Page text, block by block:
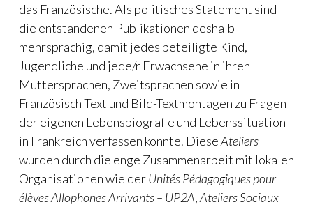
das Französische. Als politisches Statement sind
die entstandenen Publikationen deshalb
mehrsprachig, damit jedes beteiligte Kind,
Jugendliche und jede/r Erwachsene in ihren
Muttersprachen, Zweitsprachen sowie in
Französisch Text und Bild-Textmontagen zu Fragen
der eigenen Lebensbiografie und Lebenssituation
in Frankreich verfassen konnte. DieseAteliers
wurden durch die enge Zusammenarbeit mit lokalen
Organisationen wie derUnités Pédagogiques pour
élèves Allophones Arrivants – UP2A,Ateliers Sociaux